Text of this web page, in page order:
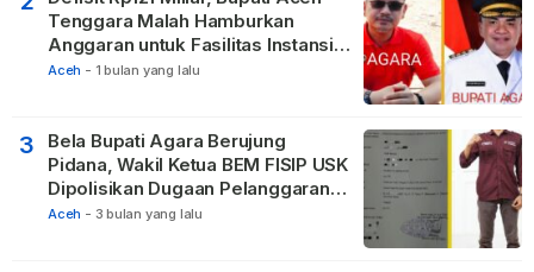
Tenggara Malah Hamburkan
Anggaran untuk Fasilitas Instansi
Vertikal
Aceh - 1 bulan yang lalu
3
Bela Bupati Agara Berujung
Pidana, Wakil Ketua BEM FISIP USK
Dipolisikan Dugaan Pelanggaran
Privasi dan UU ITE
Aceh - 3 bulan yang lalu